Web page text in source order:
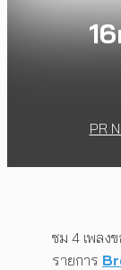
PR
ชม 4 เพลง
รายการ